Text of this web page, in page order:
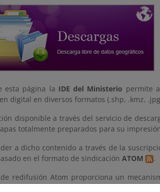
esta página la IDE del Ministerio permite
digital en diversos formatos (.shp, .kmz,
disponible a través del servicio de
totalmente preparados para su
a dicho contenido a través de la
en el formato de sindicación ATOM
.
redifusión Atom proporciona un
documento basado en XML. Este formato